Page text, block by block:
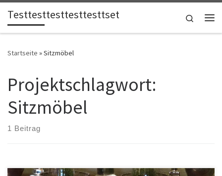
Zum Inhalt springen
Testtesttesttesttesttset
Search
Startseite »Sitzmöbel
Projektschlagwort:
Sitzmöbel
1 Beitrag